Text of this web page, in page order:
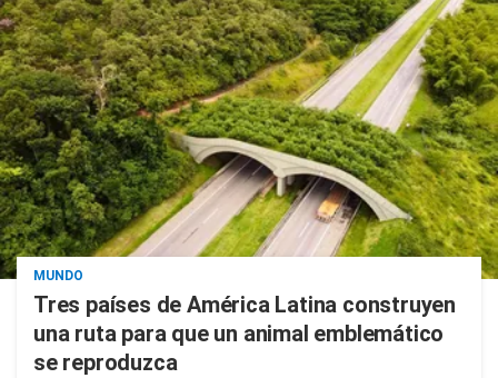
MUNDO
Tres países de América Latina construyen
una ruta para que un animal emblemático
se reproduzca